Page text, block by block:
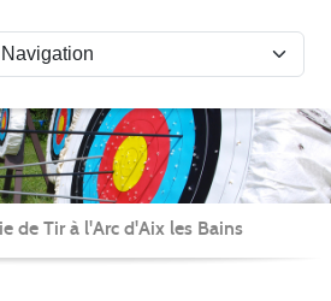
de Tir à l'Arc d'Aix les Bains